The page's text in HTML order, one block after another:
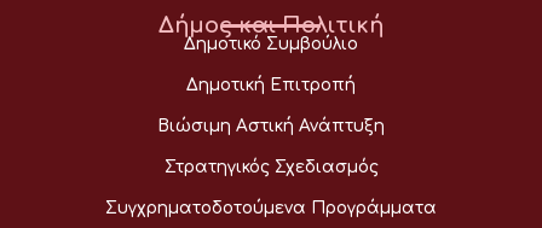
Δήμος και Πολιτική
Δημοτικό Συμβούλιο
Δημοτική Επιτροπή
Βιώσιμη Αστική Ανάπτυξη
Στρατηγικός Σχεδιασμός
Συγχρηματοδοτούμενα Προγράμματα